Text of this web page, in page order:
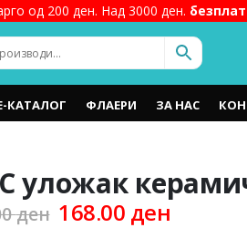
од 200 ден. Над 3000 ден.
КАТАЛОГ ФЛАЕРИ ЗА НАС
уложак
ден Original
168.00 ден